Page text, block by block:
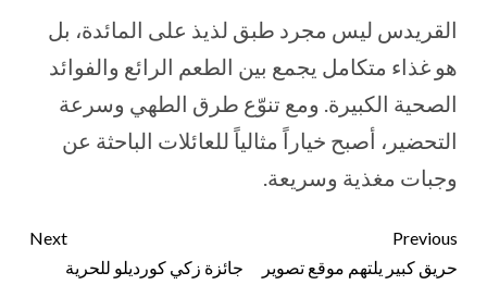
القريدس ليس مجرد طبق لذيذ على المائدة، بل
هو غذاء متكامل يجمع بين الطعم الرائع والفوائد
الصحية الكبيرة. ومع تنوّع طرق الطهي وسرعة
التحضير، أصبح خياراً مثالياً للعائلات الباحثة عن
وجبات مغذية وسريعة.
Previous
حريق كبير يلتهم موقع تصوير
Next
جائزة زكي كورديلو للحرية